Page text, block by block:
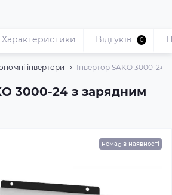
інвертори Інвертор SAKO 3000-24
3000-24 з зарядним
Характеристики Відгуків 0
немає в наявності